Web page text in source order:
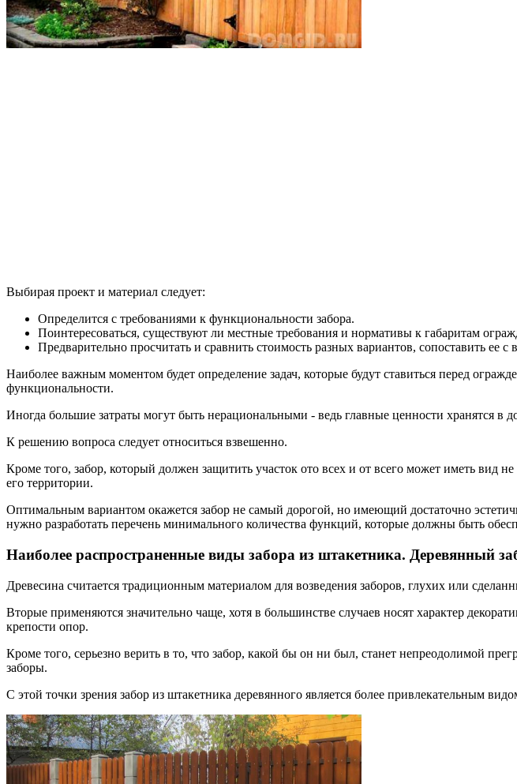
Выбирая проект и материал следует:
Определится с требованиями к функциональности забора.
Поинтересоваться, существуют ли местные требования и нормативы к габаритам
Предварительно просчитать и сравнить стоимость разных вариантов, сопоставить
Наиболее важным моментом будет определение задач, которые будут ставиться перед
функциональности.
Иногда большие затраты могут быть нерациональными - ведь главные ценности хранятся в
К решению вопроса следует относиться взвешенно.
Кроме того, забор, который должен защитить участок ото всех и от всего может иметь
его территории.
Оптимальным вариантом окажется забор не самый дорогой, но имеющий достаточно
нужно разработать перечень минимального количества функций, которые должны быть
Наиболее распространенные виды забора из штакетника. Деревянный
Древесина считается традиционным материалом для возведения заборов, глухих или
Вторые применяются значительно чаще, хотя в большинстве случаев носят характер
крепости опор.
Кроме того, серьезно верить в то, что забор, какой бы он ни был, станет непреодолимой
заборы.
С этой точки зрения забор из штакетника деревянного является более привлекательным